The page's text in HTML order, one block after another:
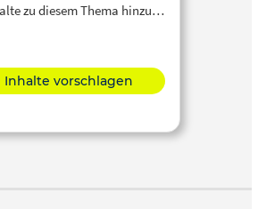
zu diesem Thema hinzu…
Inhalte vorschlagen